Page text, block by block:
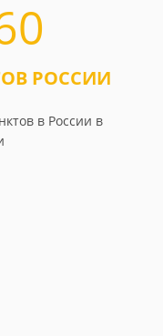
РОССИИ
в России в